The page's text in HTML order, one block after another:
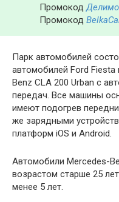
Промокод
Промокод
Парк автомобилей
автомобилей Ford
Benz CLA 200 Urban с
передач. Все машины
имеют подогрев
же зарядными
платформ iOS и Android.
Автомобили Mercedes-
возрастом старше 25
менее 5 лет.